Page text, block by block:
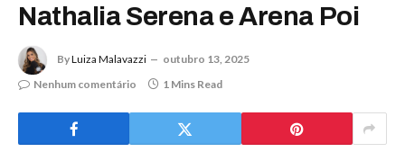
Nathalia Serena e Arena Poi
ByLuiza Malavazzi
outubro 13, 2025
Nenhum comentário
1 Mins Read